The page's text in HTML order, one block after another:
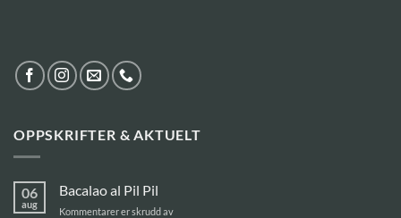
OPPSKRIFTER & AKTUELT
06
aug
Bacalao al Pil Pil
Kommentarer er skrudd avfor